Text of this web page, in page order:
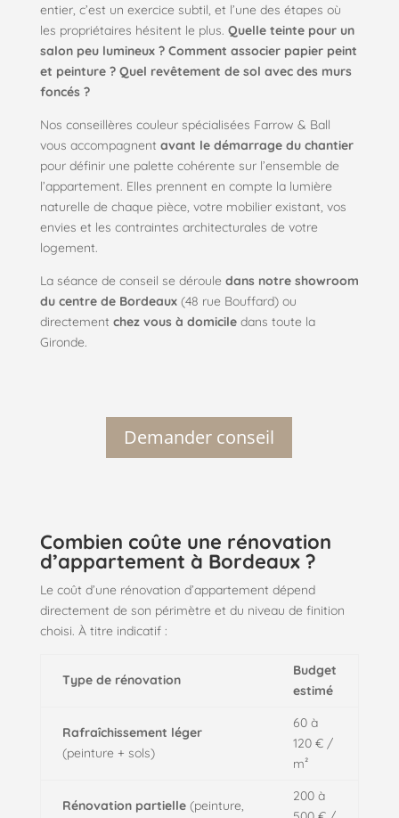
entier, c’est un exercice subtil, et l’une des étapes où
les propriétaires hésitent le plus. Quelle teinte pour un
salon peu lumineux ? Comment associer papier peint
et peinture ? Quel revêtement de sol avec des murs
foncés ?
Nos conseillères couleur spécialisées Farrow & Ball
vous accompagnent avant le démarrage du chantier
pour définir une palette cohérente sur l’ensemble de
l’appartement. Elles prennent en compte la lumière
naturelle de chaque pièce, votre mobilier existant, vos
envies et les contraintes architecturales de votre
logement.
La séance de conseil se déroule dans notre showroom
du centre de Bordeaux(48 rue Bouffard) ou
directement chez vous à domiciledans toute la
Gironde.
Demander conseil
Combien coûte une rénovation
d’appartement à Bordeaux ?
Le coût d’une rénovation d’appartement dépend
directement de son périmètre et du niveau de finition
choisi. À titre indicatif :
Type de rénovation
Budget
estimé
Rafraîchissement léger
(peinture + sols)
60 à
120 € /
m²
Rénovation partielle(peinture,
200 à